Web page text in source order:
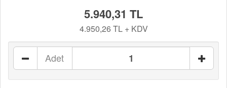
5.940,31 TL
4.950,26 TL + KDV
Adet